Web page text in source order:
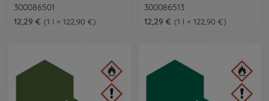
300086501
12,29 €
1 l = 122,90 €
300086513
12,29 €
1 l = 122,90 €